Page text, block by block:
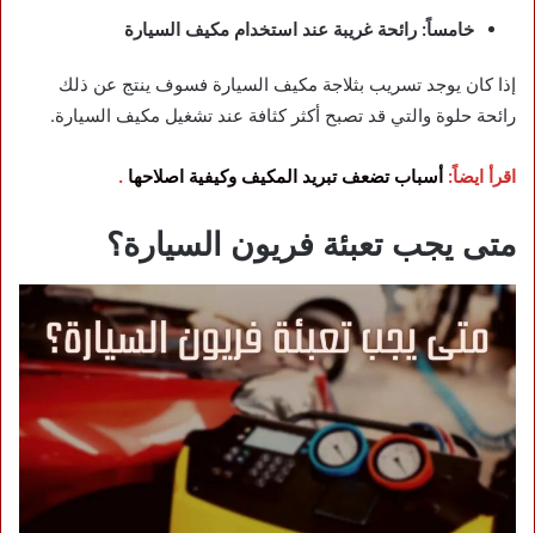
خامساً: رائحة غريبة عند استخدام مكيف السيارة
إذا كان يوجد تسريب بثلاجة مكيف السيارة فسوف ينتج عن ذلك
رائحة حلوة والتي قد تصبح أكثر كثافة عند تشغيل مكيف السيارة.
اقرأ ايضاً: أسباب تضعف تبريد المكيف وكيفية اصلاحها .
متى يجب تعبئة فريون السيارة؟